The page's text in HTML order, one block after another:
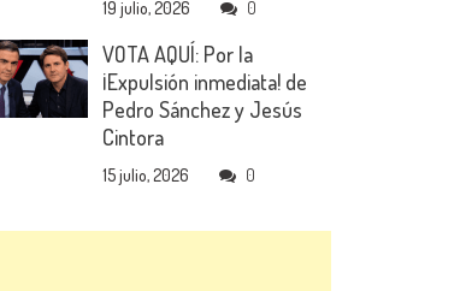
19 julio, 2026 0
VOTA AQUÍ: Por la
¡Expulsión inmediata! de
Pedro Sánchez y Jesús
Cintora
15 julio, 2026 0